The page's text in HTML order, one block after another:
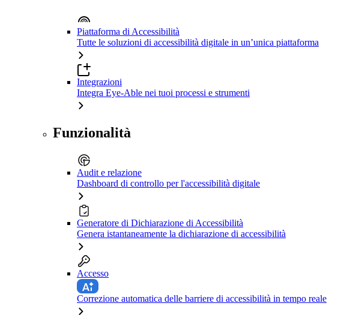
Piattaforma di Accessibilità
Tutte le soluzioni di accessibilità digitale in un’unica piattaforma
Integrazioni
Integra Eye-Able nei tuoi processi e strumenti
Funzionalità
Audit e relazione
Dashboard di controllo per l'accessibilità digitale
Generatore di Dichiarazione di Accessibilità
Genera istantaneamente la dichiarazione di accessibilità
Accesso
Correzione automatica delle barriere di accessibilità in tempo reale